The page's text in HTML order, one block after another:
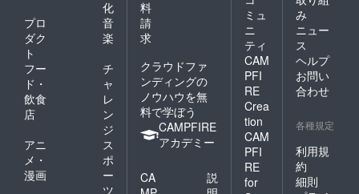
化
プロ
ダク
ト
音
楽
フー
ド・
飲食
店
チ
ャ
レ
ン
ジ
アニ
メ・
漫画
ス
ポ
ー
ツ
料
請
求
クラウドファ
ンディングの
ノウハウを無
料で学ぼう
CAMPFIRE
アカデミー
CA
説
ミュ
ニ
ティ
CAM
PFI
RE
Crea
tion
CAM
PFI
RE
for
み
ニュー
ス
ヘルプ
お問い
合わせ
各種規定
利用規
約
細則